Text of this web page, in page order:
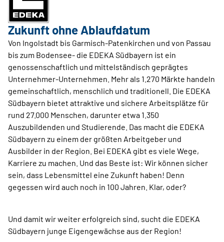
Zukunft ohne Ablaufdatum
Von Ingolstadt bis Garmisch-Patenkirchen und von Passau
bis zum Bodensee- die EDEKA Südbayern ist ein
genossenschaftlich und mittelständisch geprägtes
Unternehmer-Unternehmen. Mehr als 1.270 Märkte handeln
gemeinschaftlich, menschlich und traditionell. Die EDEKA
Südbayern bietet attraktive und sichere Arbeitsplätze für
rund 27.000 Menschen, darunter etwa 1.350
Auszubildenden und Studierende. Das macht die EDEKA
Südbayern zu einem der größten Arbeitgeber und
Ausbilder in der Region. Bei EDEKA gibt es viele Wege,
Karriere zu machen. Und das Beste ist: Wir können sicher
sein, dass Lebensmittel eine Zukunft haben! Denn
gegessen wird auch noch in 100 Jahren. Klar, oder?
Und damit wir weiter erfolgreich sind, sucht die EDEKA
Südbayern junge Eigengewächse aus der Region!